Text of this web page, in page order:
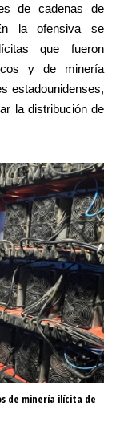
de cadenas de
la ofensiva se
que fueron
y de minería
estadounidenses,
la distribución de
de minería ilícita de